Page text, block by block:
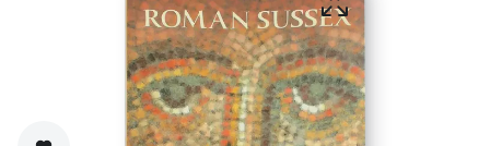
Zet op verlanglijst